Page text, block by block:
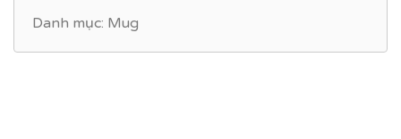
Danh mục: Mug